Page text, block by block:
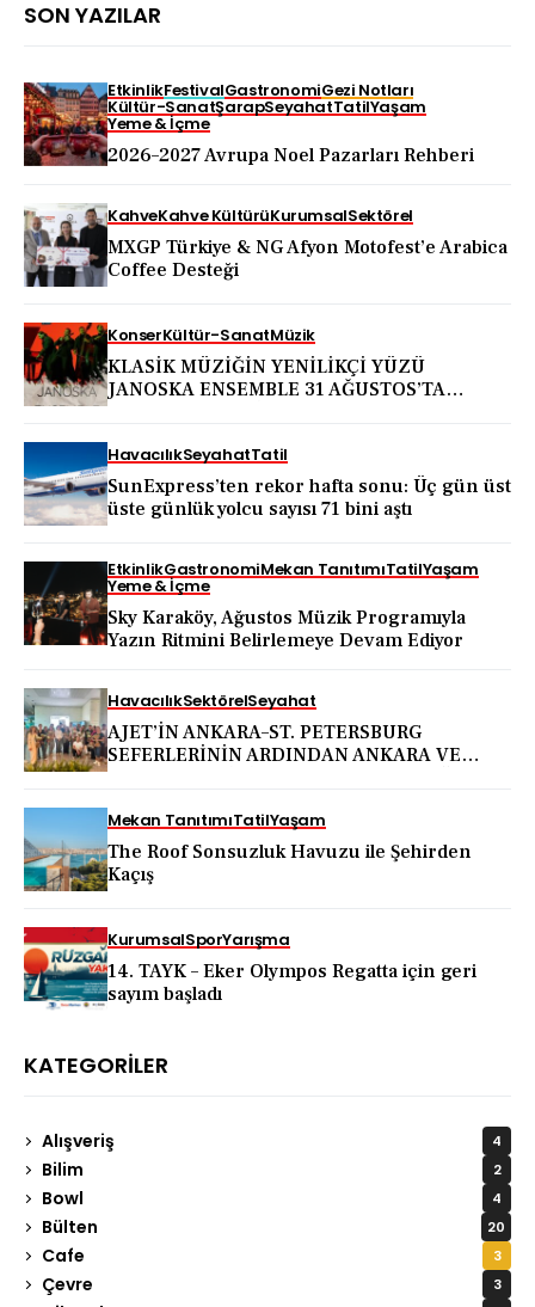
SON YAZILAR
EtkinlikFestivalGastronomiGezi Notları
Kültür-SanatŞarapSeyahatTatilYaşam
Yeme & İçme
2026–2027 Avrupa Noel Pazarları Rehberi
KahveKahve KültürüKurumsalSektörel
MXGP Türkiye & NG Afyon Motofest’e Arabica
Coffee Desteği
KonserKültür-SanatMüzik
KLASİK MÜZİĞİN YENİLİKÇİ YÜZÜ
JANOSKA ENSEMBLE 31 AĞUSTOS’TA
HavacılıkSeyahatTatil
SunExpress’ten rekor hafta sonu: Üç gün üst
üste günlük yolcu sayısı 71 bini aştı
EtkinlikGastronomiMekan TanıtımıTatilYaşam
Yeme & İçme
Sky Karaköy, Ağustos Müzik Programıyla
Yazın Ritmini Belirlemeye Devam Ediyor
HavacılıkSektörelSeyahat
AJET’İN ANKARA–ST. PETERSBURG
SEFERLERİNİN ARDINDAN ANKARA VE
Mekan TanıtımıTatilYaşam
The Roof Sonsuzluk Havuzu ile Şehirden
Kaçış
KurumsalSporYarışma
14. TAYK – Eker Olympos Regatta için geri
sayım başladı
KATEGORILER
Alışveriş 4
Bilim 2
Bowl 4
Bülten 20
Cafe 3
Çevre 3